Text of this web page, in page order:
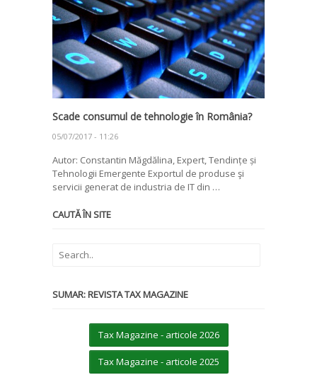
Scade consumul de tehnologie în România?
05/07/2017 - 11:26
Autor: Constantin Măgdălina, Expert, Tendințe și
Tehnologii Emergente Exportul de produse şi
servicii generat de industria de IT din …
CAUTĂ ÎN SITE
SUMAR: REVISTA TAX MAGAZINE
Tax Magazine - articole 2026
Tax Magazine - articole 2025